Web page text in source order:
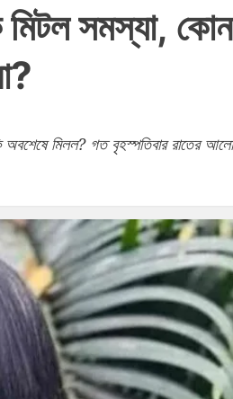
মিটল সমস্যা,
অবশেষে মিলল? গত বৃহস্পতিবার রাতের